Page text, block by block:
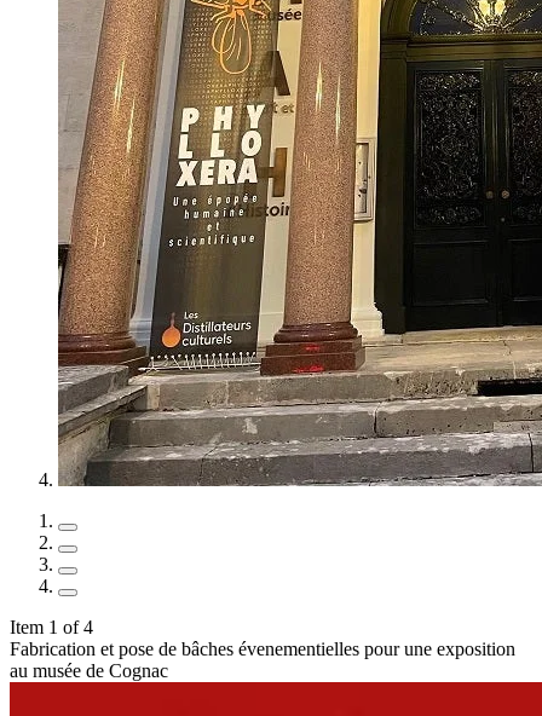
Item 1 of 4
Fabrication et pose de bâches évenementielles pour une exposition
au musée de Cognac